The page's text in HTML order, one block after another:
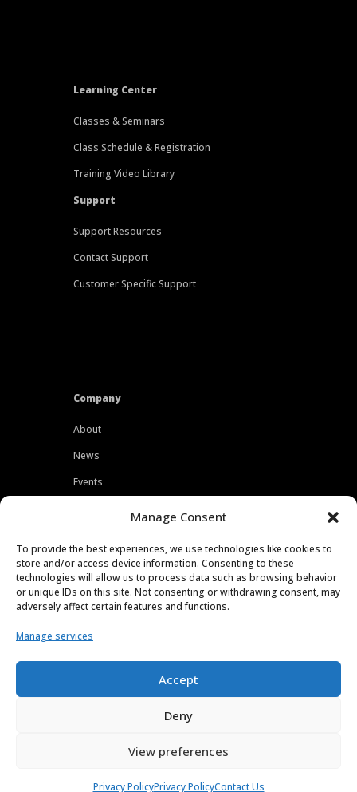
Manage Consent
To provide the best experiences, we use technologies like cookies to
store and/or access device information. Consenting to these
technologies will allow us to process data such as browsing behavior
or unique IDs on this site. Not consenting or withdrawing consent, may
adversely affect certain features and functions.
Manage services
Accept
Deny
View preferences
Privacy PolicyPrivacy PolicyContact Us
Learning Center
Classes & Seminars
Class Schedule & Registration
Training Video Library
Support
Support Resources
Contact Support
Customer Specific Support
Company
About
News
Events
Careers
Press
Contact
Privacy Policy